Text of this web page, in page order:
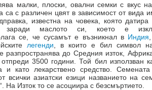
малки, плоски, овални семки с вкус
са с различен цвят в зависимост от
известна на човека, която
заради маслото си, което е
се, че сусамът е възникнал в Индия
легенди , в които е бил символ
разпространява до Средния изток,
3500 години. Той бил използван
и като лекарствено средство.
всички азиатски езици названието на
На Изток то се асоциира с безсмъртието.